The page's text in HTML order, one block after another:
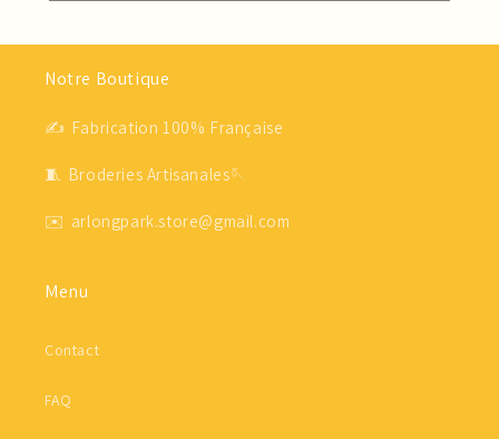
Notre Boutique
✍ Fabrication 100% Française
🧵 Broderies Artisanales🪡
✉️ arlongpark.store@gmail.com
Menu
Contact
FAQ